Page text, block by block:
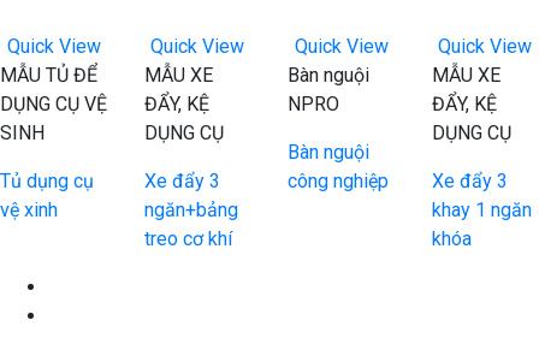
Quick View
MẪU TỦ ĐỂ
DỤNG CỤ VỆ
SINH
Tủ dụng cụ
vệ xinh
Quick View
MẪU XE
ĐẨY, KỆ
DỤNG CỤ
Xe đẩy 3
ngăn+bảng
treo cơ khí
Quick View
Bàn nguội
NPRO
Bàn nguội
công nghiệp
Quick View
MẪU XE
ĐẨY, KỆ
DỤNG CỤ
Xe đẩy 3
khay 1 ngăn
khóa